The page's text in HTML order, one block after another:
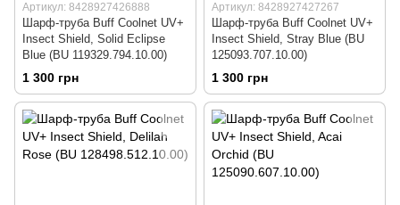
Артикул: 8428927426888
Шарф-труба Buff Coolnet UV+
Insect Shield, Solid Eclipse
Blue (BU 119329.794.10.00)
1 300 грн
Артикул: 8428927427267
Шарф-труба Buff Coolnet UV+
Insect Shield, Stray Blue (BU
125093.707.10.00)
1 300 грн